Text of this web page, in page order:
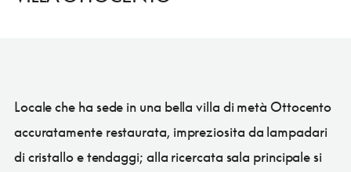
Locale che ha sede in una bella villa di metà Ottocento
accuratamente restaurata, impreziosita da lampadari
di cristallo e tendaggi; alla ricercata sala principale si